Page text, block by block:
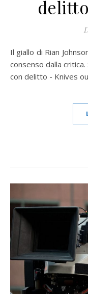
Il giallo di Rian Johnson ha avuto successo al botteghino e il
consenso dalla
con delitto - Knives